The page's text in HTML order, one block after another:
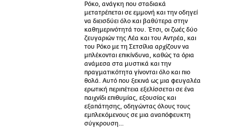
Ρόκο, ανάγκη που σταδιακά
μετατρέπεται σε εμμονή και την οδηγεί
να διεισδύει όλο και βαθύτερα στην
καθημερινότητά του. Έτσι, οι ζωές δύο
ζευγαριών της Λέα και του Αντρέα, και
του Ρόκο με τη Σετσίλια αρχίζουν να
μπλέκονται επικίνδυνα, καθώς τα όρια
ανάμεσα στα μυστικά και την
πραγματικότητα γίνονται όλο και πιο
θολά. Αυτό που ξεκινά ως μια φευγαλέα
ερωτική περιπέτεια εξελίσσεται σε ένα
παιχνίδι επιθυμίας, εξουσίας και
εξαπάτησης, οδηγώντας όλους τους
εμπλεκόμενους σε μια αναπόφευκτη
σύγκρουση…